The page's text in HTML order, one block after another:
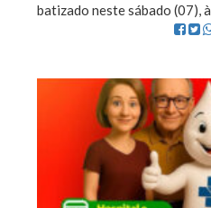
batizado neste sábado (07),